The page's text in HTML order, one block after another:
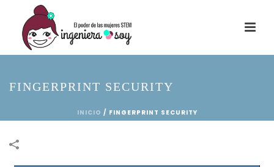
FINGERPRINT SECURITY
INICIO / FINGERPRINT SECURITY